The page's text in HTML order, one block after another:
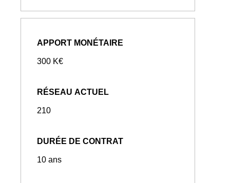
APPORT MONÉTAIRE
300 K€
RÉSEAU ACTUEL
210
DURÉE DE CONTRAT
10 ans